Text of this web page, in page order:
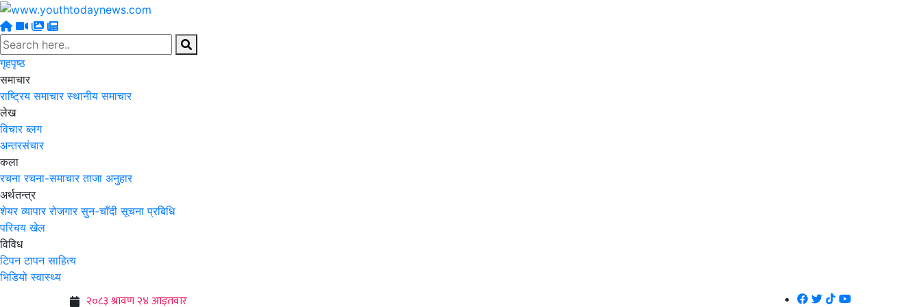
गृहपृष्ठ
समाचार
राष्ट्रिय समाचार स्थानीय समाचार
लेख
विचार ब्लग
अन्तरसंचार
कला
रचना रचना-समाचार ताजा अनुहार
अर्थतन्त्र
शेयर व्यापार रोजगार सुन-चाँदी सूचना प्रबिधि
परिचय खेल
विविध
टिपन टापन साहित्य
भिडियो स्वास्थ्य